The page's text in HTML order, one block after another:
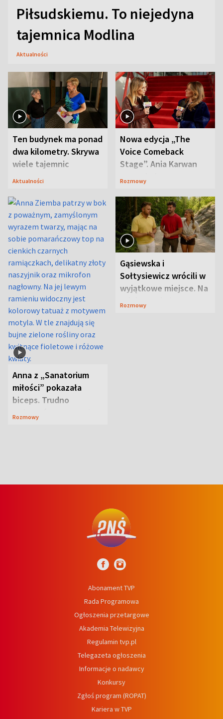
Piłsudskiemu. To niejedyna
tajemnica Modlina
Aktualności
Ten budynek ma ponad
dwa kilometry. Skrywa
wiele tajemnic
Aktualności
Nowa edycja „The
Voice Comeback
Stage”. Ania Karwan
zapowiada
Rozmowy
Anna z „Sanatorium
miłości” pokazała
biceps. Trudno
uwierzyć, co przeszła
Rozmowy
Gąsiewska i
Sołtysiewicz wrócili w
wyjątkowe miejsce. Na
szlaku czekał
Rozmowy
Abonament TVP
Rada Programowa
Ogłoszenia przetargowe
Akademia Telewizyjna
Regulamin tvp.pl
Telegazeta ogłoszenia
Informacje o nadawcy
Konkursy
Zgłoś program (ROPAT)
Kariera w TVP